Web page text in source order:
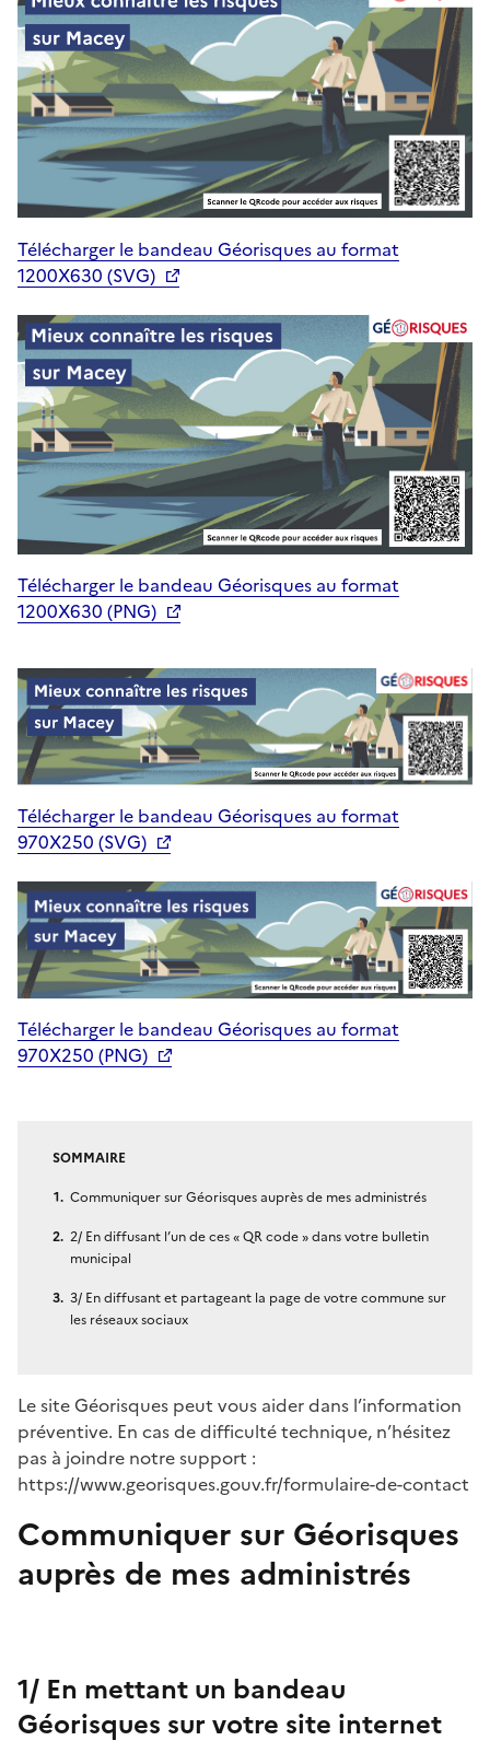
Télécharger le bandeau Géorisques au format
1200X630 (SVG)
Télécharger le bandeau Géorisques au format
1200X630 (PNG)
Télécharger le bandeau Géorisques au format
970X250 (SVG)
Télécharger le bandeau Géorisques au format
970X250 (PNG)
SOMMAIRE
Communiquer sur Géorisques auprès de mes administrés
2/ En diffusant l’un de ces « QR code » dans votre bulletin
municipal
3/ En diffusant et partageant la page de votre commune sur
les réseaux sociaux
Le site Géorisques peut vous aider dans l’information
préventive. En cas de difficulté technique, n’hésitez
pas à joindre notre support :
https://www.georisques.gouv.fr/formulaire-de-contact
Communiquer sur Géorisques
auprès de mes administrés
1/ En mettant un bandeau
Géorisques sur votre site internet